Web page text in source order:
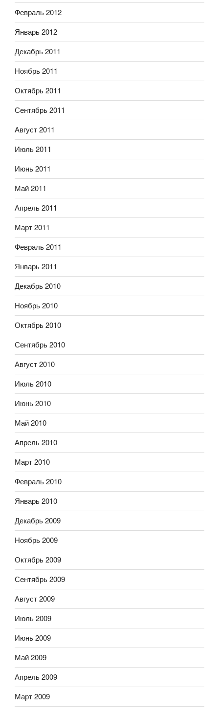
Февраль 2012
Январь 2012
Декабрь 2011
Ноябрь 2011
Октябрь 2011
Сентябрь 2011
Август 2011
Июль 2011
Июнь 2011
Май 2011
Апрель 2011
Март 2011
Февраль 2011
Январь 2011
Декабрь 2010
Ноябрь 2010
Октябрь 2010
Сентябрь 2010
Август 2010
Июль 2010
Июнь 2010
Май 2010
Апрель 2010
Март 2010
Февраль 2010
Январь 2010
Декабрь 2009
Ноябрь 2009
Октябрь 2009
Сентябрь 2009
Август 2009
Июль 2009
Июнь 2009
Май 2009
Апрель 2009
Март 2009